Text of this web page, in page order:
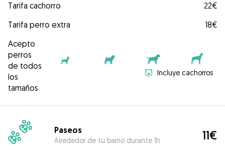
Tarifa cachorro
22€
Tarifa perro extra
18€
Acepto
perros
de todos
los
tamaños
Incluye cachorros
Paseos
Alrededor de tu barrio durante 1h 11€